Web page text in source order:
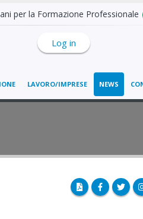
per la Formazione Professionale
Log in
LAVORO/IMPRESE NEWS